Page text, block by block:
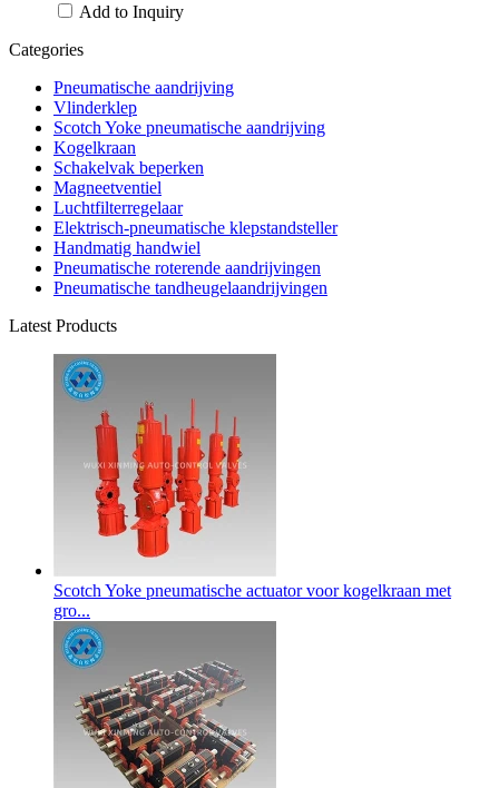
Add to Inquiry
Categories
Pneumatische aandrijving
Vlinderklep
Scotch Yoke pneumatische aandrijving
Kogelkraan
Schakelvak beperken
Magneetventiel
Luchtfilterregelaar
Elektrisch-pneumatische klepstandsteller
Handmatig handwiel
Pneumatische roterende aandrijvingen
Pneumatische tandheugelaandrijvingen
Latest Products
Scotch Yoke pneumatische actuator voor kogelkraan met
gro...